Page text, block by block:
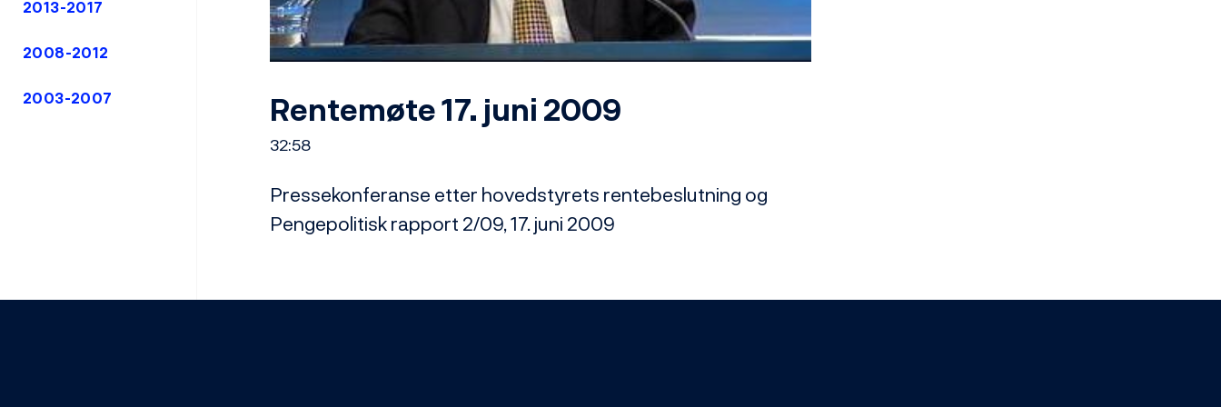
2013-2017
2008-2012
2003-2007
Video
Rentemøte 17. juni 2009
32:58
Pressekonferanse etter hovedstyrets rentebeslutning og
Pengepolitisk rapport 2/09, 17. juni 2009